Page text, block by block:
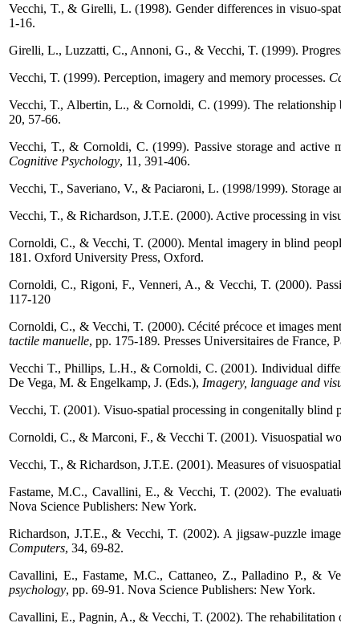
Vecchi, T., & Girelli, L. (1998). Gender differences in visuo-
1-16.
Girelli, L., Luzzatti, C., Annoni, G., & Vecchi, T. (1999).
Vecchi, T. (1999). Perception, imagery and memory processes.
Vecchi, T., Albertin, L., & Cornoldi, C. (1999). The relationship
20, 57-66.
Vecchi, T., & Cornoldi, C. (1999). Passive storage and active
Cognitive Psychology, 11, 391-406.
Vecchi, T., Saveriano, V., & Paciaroni, L. (1998/1999). Storage
Vecchi, T., & Richardson, J.T.E. (2000). Active processing in
Cornoldi, C., & Vecchi, T. (2000). Mental imagery in blind
181. Oxford University Press, Oxford.
Cornoldi, C., Rigoni, F., Venneri, A., & Vecchi, T. (2000).
117-120
Cornoldi, C., & Vecchi, T. (2000). Cécité précoce et images
tactile manuelle, pp. 175-189. Presses Universitaires de France,
Vecchi T., Phillips, L.H., & Cornoldi, C. (2001). Individual
De Vega, M. & Engelkamp, J. (Eds.), Imagery, language and
Vecchi, T. (2001). Visuo-spatial processing in congenitally blind
Cornoldi, C., & Marconi, F., & Vecchi T. (2001). Visuospatial
Vecchi, T., & Richardson, J.T.E. (2001). Measures of
Fastame, M.C., Cavallini, E., & Vecchi, T. (2002). The
Nova Science Publishers: New York.
Richardson, J.T.E., & Vecchi, T. (2002). A jigsaw-puzzle
Computers, 34, 69-82.
Cavallini, E., Fastame, M.C., Cattaneo, Z., Palladino P., &
psychology, pp. 69-91. Nova Science Publishers: New York.
Cavallini, E., Pagnin, A., & Vecchi, T. (2002). The rehabilitation